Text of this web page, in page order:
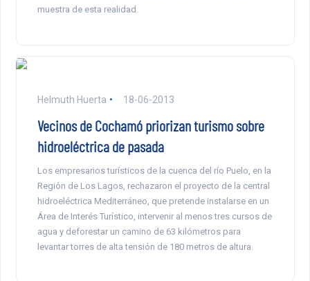
muestra de esta realidad.
Helmuth Huerta 18-06-2013
Vecinos de Cochamó priorizan turismo sobre
hidroeléctrica de pasada
Los empresarios turísticos de la cuenca del río Puelo, en la
Región de Los Lagos, rechazaron el proyecto de la central
hidroeléctrica Mediterráneo, que pretende instalarse en un
Área de Interés Turístico, intervenir al menos tres cursos de
agua y deforestar un camino de 63 kilómetros para
levantar torres de alta tensión de 180 metros de altura.